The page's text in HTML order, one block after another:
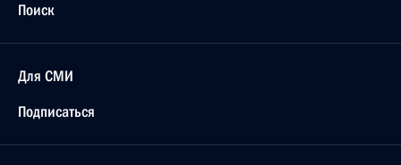
Поиск
Для СМИ
Подписаться